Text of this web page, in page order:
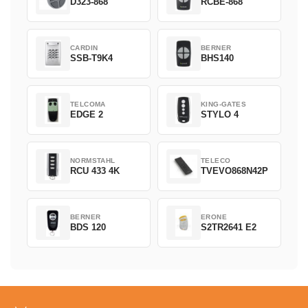
CARDIN
SSB-T9K4
BERNER
BHS140
TELCOMA
EDGE 2
KING-GATES
STYLO 4
NORMSTAHL
RCU 433 4K
TELECO
TVEVO868N42P
BERNER
BDS 120
ERONE
S2TR2641 E2